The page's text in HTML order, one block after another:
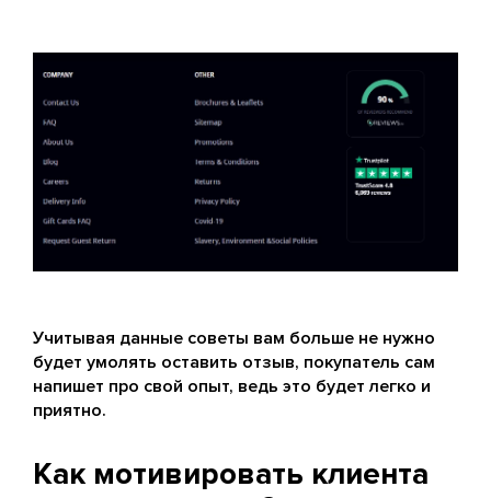
Учитывая данные советы вам больше не нужно
будет умолять оставить отзыв, покупатель сам
напишет про свой опыт, ведь это будет легко и
приятно.
Как мотивировать клиента